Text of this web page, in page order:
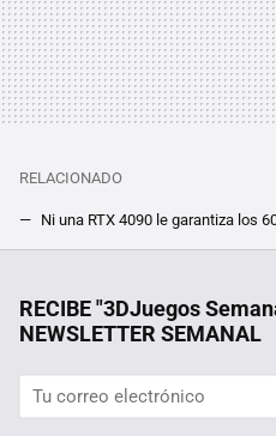
RELACIONADO
RECIBE "3DJuegos
NEWSLETTER SEMANAL